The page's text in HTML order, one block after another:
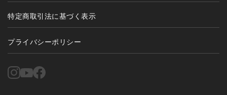
特定商取引法に基づく表示
プライバシーポリシー